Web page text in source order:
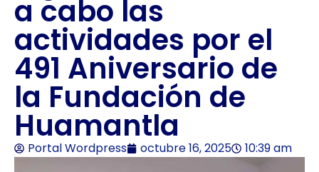
a cabo las
actividades por el
491 Aniversario de
la Fundación de
Huamantla
Portal Wordpress octubre 16, 2025 10:39 am